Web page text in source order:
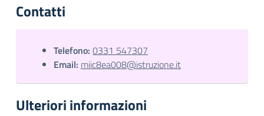
Contatti
Telefono: 0331 547307
Email: miic8ea008@istruzione.it
Ulteriori informazioni